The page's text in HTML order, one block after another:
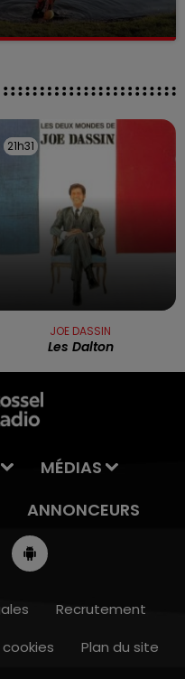
21h31
21h31
JOE DASSIN
Les Dalton
MÉDIAS
ANNONCEURS
Recrutement
Plan du site